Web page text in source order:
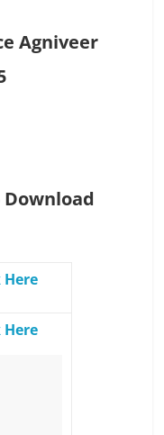
Agniveer
Download
Here
Here